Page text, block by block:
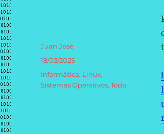
Autor
Juan José
Publicado
18/03/2025
Categorías
Informática, Linux,
Sistemas Operativos,Todo